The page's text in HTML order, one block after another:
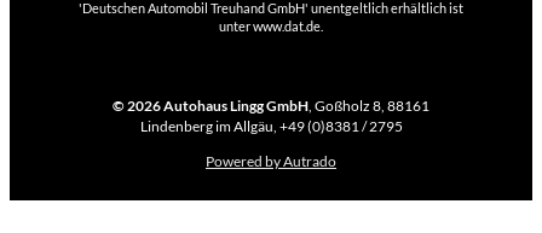
'Deutschen Automobil Treuhand GmbH' unentgeltlich erhältlich ist
unter www.dat.de.
© 2026Autohaus Lingg GmbH Goßholz 8 88161
Lindenberg im Allgäu, +49 (0)8381 / 2795
Powered by Autrado